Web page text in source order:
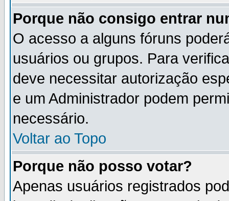
Porque não consigo entrar
O acesso a alguns fóruns
usuários ou grupos. Para
deve necessitar autorização
e um Administrador podem
necessário.
Voltar ao Topo
Porque não posso votar?
Apenas usuários registrados